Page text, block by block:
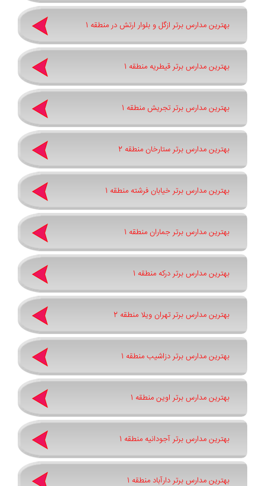
بهترین مدارس برتر ازگل و بلوار ارتش در منطقه 1
بهترین مدارس برتر قیطریه منطقه 1
بهترین مدارس برتر تجریش منطقه 1
بهترین مدارس برتر ستارخان منطقه 2
بهترین مدارس برتر خیابان فرشته منطقه 1
بهترین مدارس برتر جماران منطقه 1
بهترین مدارس برتر درکه منطقه 1
بهترین مدارس برتر تهران ویلا منطقه 2
بهترین مدارس برتر دزاشیب منطقه 1
بهترین مدارس برتر اوین منطقه 1
بهترین مدارس برتر آجودانیه منطقه 1
بهترین مدارس برتر دارآباد منطقه 1